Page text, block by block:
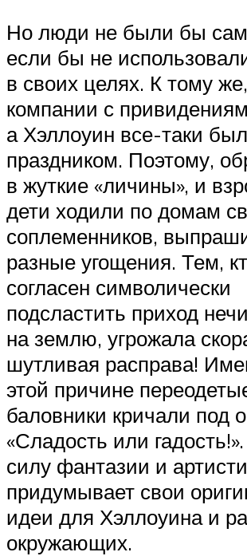
Но люди не были бы
если бы не
в своих целях. К тому
компании с
а Хэллоуин все-таки был
праздником. Поэтому,
в жуткие «личины», и
дети ходили по домам
соплеменников,
разные угощения. Тем,
согласен символически
подсластить приход
на землю, угрожала
шутливая расправа!
этой причине
баловники кричали под
«Сладость или
силу фантазии и
придумывает свои
идеи для Хэллоуина и
окружающих.